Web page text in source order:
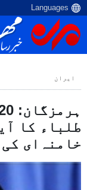
ایران
طلباء کا
خامنہ‌ای